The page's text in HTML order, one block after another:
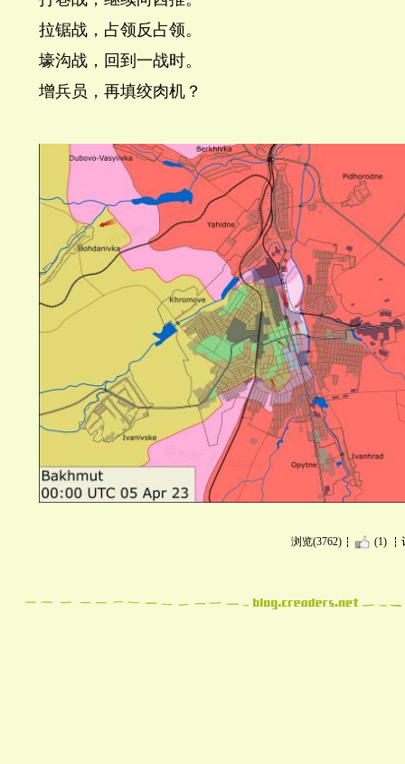
拉锯战，占领反占领。
壕沟战，回到一战时。
增兵员，再填绞肉机？
浏览(3762) (1)